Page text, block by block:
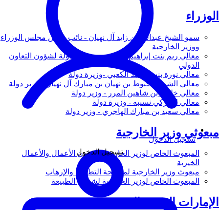
الوزراء
سمو الشيخ عبدالله بن زايد آل نهيان - نائب رئيس مجلس الوزراء
ووزير الخارجية
معالي ريم بنت إبراهيم الهاشمي - وزيرة دولة لشؤون التعاون
الدولي
معالي نورة بنت محمد الكعبي -وزيرة دولة
معالي الشيخ شخبوط بن نهيان بن مبارك آل نهيان - وزير دولة
معالي خليفة بن شاهين المرر - وزير دولة
معالي لانا زكي نسيبه - وزيرة دولة
معالي سعيد بن مبارك الهاجري - وزير دولة
مبعوثي وزير الخارجية
المبعوث الخاص لوزير الخارجية لشؤون الأعمال والأعمال
الخيرية
مبعوث وزير الخارجية لمكافحة التطرف والإرهاب
المبعوث الخاص لوزير الخارجية لشؤون الطبيعة
الإمارات العربية المتحدة
تسجيل الدخول
تسجيل الدخول